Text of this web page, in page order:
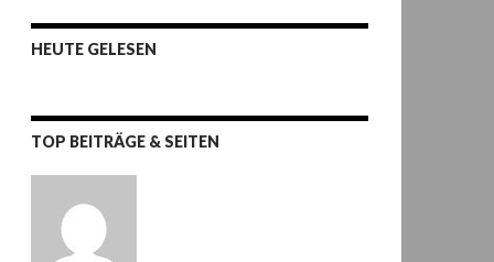
HEUTE GELESEN
TOP BEITRÄGE & SEITEN